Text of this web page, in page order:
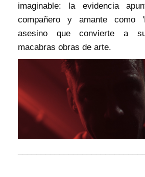
imaginable: la evidencia
compañero y amante como
asesino que convierte a
macabras obras de arte.